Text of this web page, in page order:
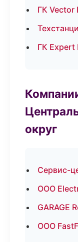
ГК Vector
ГК
округ
Сервис-
ООО
GARAGE
ООО